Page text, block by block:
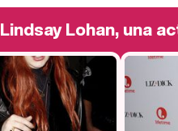
Lindsay Lohan, una